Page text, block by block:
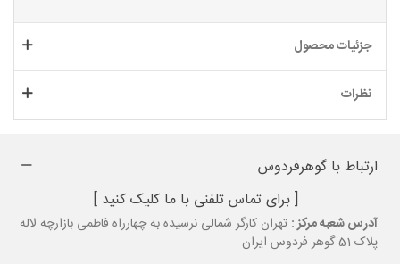
جزئیات محصول
نظرات
ارتباط با گوهرفردوس
[ برای تماس تلفنی با ما کلیک کنید ]
آدرس شعبه مرکز : تهران کارگر شمالی نرسیده به چهارراه فاطمی بازارچه لاله
پلاک 51 گوهر فردوس ایران